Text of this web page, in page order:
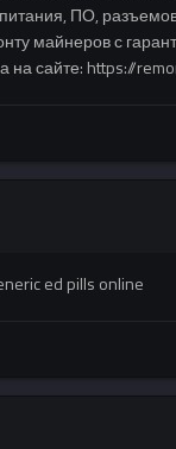
ПО,
майнеров с
сайте: https://
ed pills online